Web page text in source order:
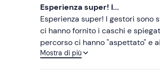
Esperienza super! I...
Esperienza super! I gestori
ci hanno fornito i caschi e
percorso ci hanno "aspettato" e
cena e riaccompagnato, così
Mostra di più